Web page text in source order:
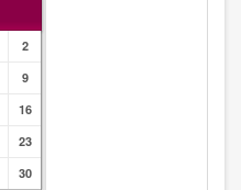
2
9
16
23
30